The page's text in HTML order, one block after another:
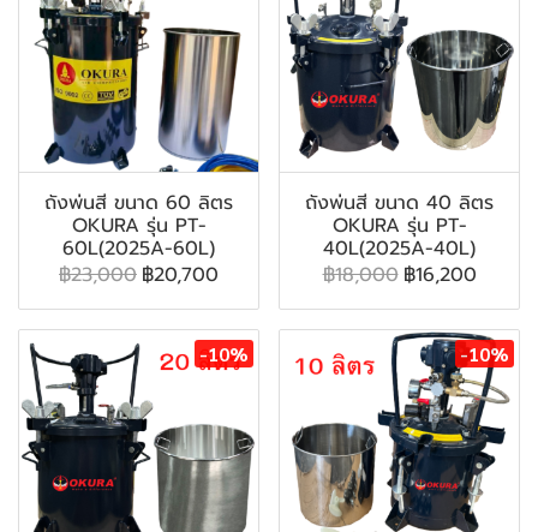
ถังพ่นสี ขนาด 60 ลิตร
OKURA รุ่น PT-
60L(2025A-60L)
฿23,000 ฿20,700
ถังพ่นสี ขนาด 40 ลิตร
OKURA รุ่น PT-
40L(2025A-40L)
฿18,000 ฿16,200
-10% -10%